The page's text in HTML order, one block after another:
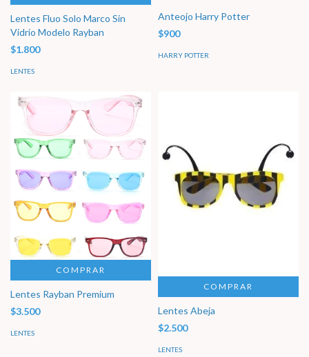
Lentes Fluo Solo Marco Sin
Vidrio Modelo Rayban
$1.800
LENTES
Anteojo Harry Potter
$900
HARRY POTTER
COMPRAR
Lentes Rayban Premium
$3.500
LENTES
COMPRAR
Lentes Abeja
$2.500
LENTES